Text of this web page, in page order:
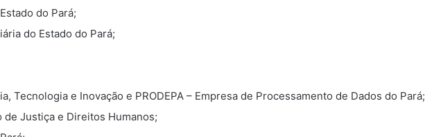
do Pará;
do Estado do Pará;
Tecnologia e Inovação e PRODEPA – Empresa de Processamento de Dados do Pará;
de Justiça e Direitos Humanos;